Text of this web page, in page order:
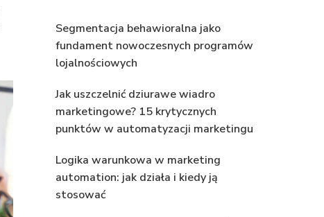
Segmentacja behawioralna jako
fundament nowoczesnych programów
lojalnościowych
Jak uszczelnić dziurawe wiadro
marketingowe? 15 krytycznych
punktów w automatyzacji marketingu
Logika warunkowa w marketing
automation: jak działa i kiedy ją
stosować